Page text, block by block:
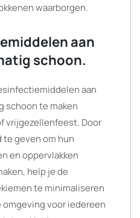
waarborgen.
aan
schoon.
aan
schoon te maken
vrijgezellenfeest. Door
geven om hun
en oppervlakken
help je de
te minimaliseren
voor iedereen